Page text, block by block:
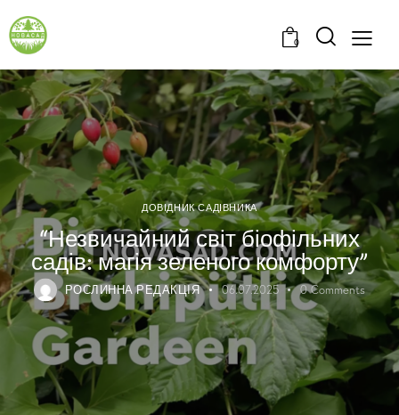
0
ДОВІДНИК САДІВНИКА
“Незвичайний світ біофільних
садів: магія зеленого комфорту”
РОСЛИННА РЕДАКЦІЯ 06.07.2025 0 Comments